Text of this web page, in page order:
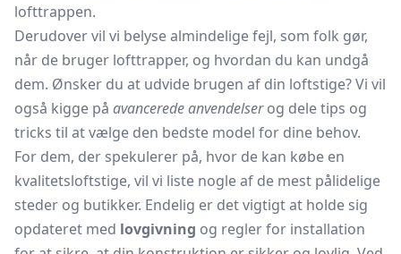
lofttrappen.
Derudover vil vi belyse almindelige fejl, som folk gør,
når de bruger lofttrapper, og hvordan du kan undgå
dem. Ønsker du at udvide brugen af din loftstige? Vi vil
også kigge på avancerede anvendelserog dele tips og
tricks til at vælge den bedste model for dine behov.
For dem, der spekulerer på, hvor de kan købe en
kvalitetsloftstige, vil vi liste nogle af de mest pålidelige
steder og butikker. Endelig er det vigtigt at holde sig
opdateret med lovgivning og regler for installation